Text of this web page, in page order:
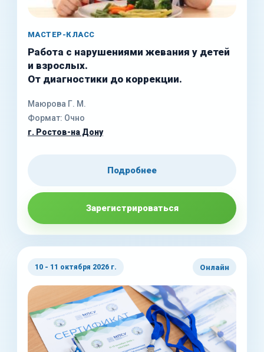
МАСТЕР-КЛАСС
Работа с нарушениями жевания у детей
и взрослых.
От диагностики до коррекции.
Маюрова Г. М.
Формат: Очно
г. Ростов-на Дону
Подробнее
Зарегистрироваться
10 - 11 октября 2026 г. Онлайн